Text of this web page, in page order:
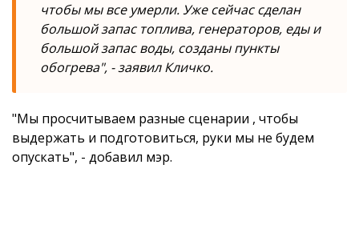
чтобы мы все умерли. Уже сейчас сделан
большой запас топлива, генераторов, еды и
большой запас воды, созданы пункты
обогрева", - заявил Кличко.
"Мы просчитываем разные сценарии , чтобы
выдержать и подготовиться, руки мы не будем
опускать", - добавил мэр.